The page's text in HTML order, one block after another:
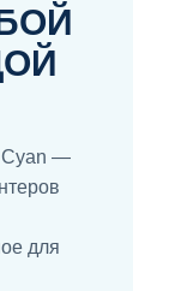
Cyan —
для